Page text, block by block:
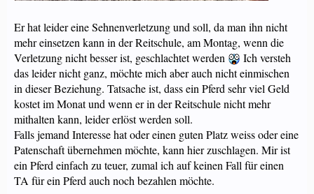
Er hat leider eine Sehnenverletzung und soll, da man ihn nicht
mehr einsetzen kann in der Reitschule, am Montag, wenn die
Verletzung nicht besser ist, geschlachtet werden
Ich versteh
das leider nicht ganz, möchte mich aber auch nicht einmischen
in dieser Beziehung. Tatsache ist, dass ein Pferd sehr viel Geld
kostet im Monat und wenn er in der Reitschule nicht mehr
mithalten kann, leider erlöst werden soll.
Falls jemand Interesse hat oder einen guten Platz weiss oder eine
Patenschaft übernehmen möchte, kann hier zuschlagen. Mir ist
ein Pferd einfach zu teuer, zumal ich auf keinen Fall für einen
TA für ein Pferd auch noch bezahlen möchte.